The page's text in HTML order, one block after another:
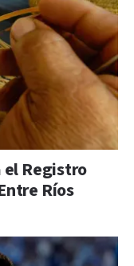
el Registro
Ríos